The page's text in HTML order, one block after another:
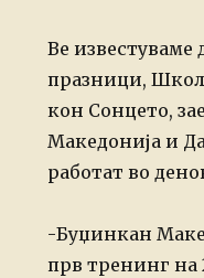
Ве известуваме
празници,
кон Сонцето,
Македонија и
работат во
-Буџинкан
прв тренинг на